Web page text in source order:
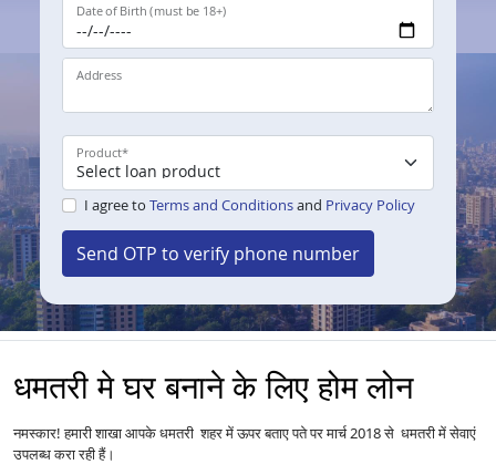
Date of Birth (must be 18+)
Address
Product*
I agree to Terms and Conditionsand Privacy Policy
Send OTP to verify phone number
धमतरी मे घर बनाने के लिए होम लोन
नमस्कार! हमारी शाखा आपके धमतरी शहर में ऊपर बताए पते पर मार्च 2018 से धमतरी में सेवाएं
उपलब्ध करा रही हैं।